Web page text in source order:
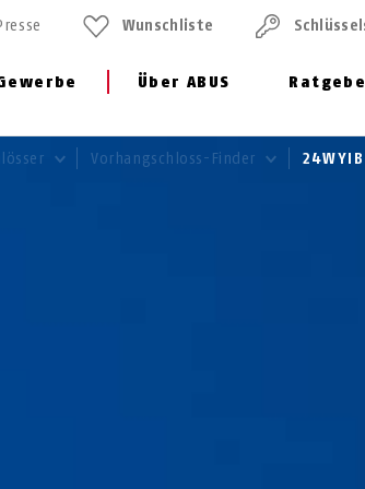
Über ABUS
Wunschliste
Vorhangschloss-Finder